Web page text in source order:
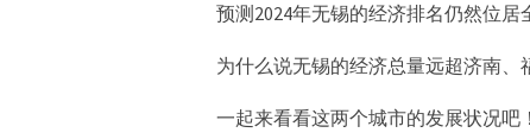
预测2024年无锡的经济排名仍然位居
为什么说无锡的经济总量远超济南、
一起来看看这两个城市的发展状况吧！